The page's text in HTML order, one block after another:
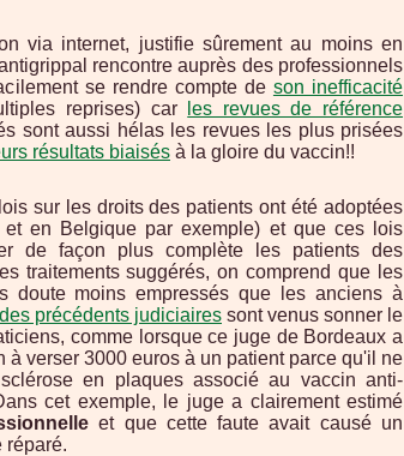
via internet, justifie sûrement au moins en
rencontre auprès des professionnels
se rendre compte de son inefficacité
reprises) car
les revues de référence
sont aussi hélas les revues les plus prisées
résultats biaisés à la gloire du vaccin!!
sur les droits des patients ont été adoptées
en Belgique par exemple) et que ces lois
de façon plus complète les patients des
traitements suggérés, on comprend que les
doute moins empressés que les anciens à
des précédents judiciaires sont venus sonner le
comme lorsque ce juge de Bordeaux a
verser 3000 euros à un patient parce qu'il ne
en plaques associé au vaccin anti-
cet exemple, le juge a clairement estimé
et que cette faute avait causé un
réparé.